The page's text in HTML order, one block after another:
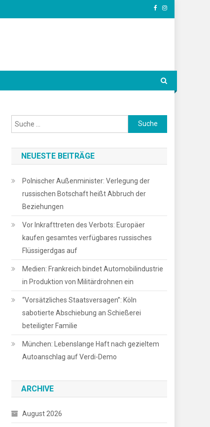
Suche
nach:
NEUESTE BEITRÄGE
Polnischer Außenminister: Verlegung der
russischen Botschaft heißt Abbruch der
Beziehungen
Vor Inkrafttreten des Verbots: Europäer
kaufen gesamtes verfügbares russisches
Flüssigerdgas auf
Medien: Frankreich bindet Automobilindustrie
in Produktion von Militärdrohnen ein
“Vorsätzliches Staatsversagen”: Köln
sabotierte Abschiebung an Schießerei
beteiligter Familie
München: Lebens­lange Haft nach gezieltem
Autoanschlag auf Verdi-Demo
ARCHIVE
August 2026